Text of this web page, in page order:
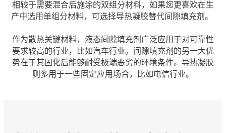
相较于需要混合后施涂的双组分材料，如果您更喜欢在生
产中选用单组分材料，可选择导热凝胶替代间隙填充剂。
作为散热关键材料，液态间隙填充剂广泛应用于对可靠性
要求较高的行业，比如汽车行业。间隙填充剂的另一大优
势在于其固化后能够耐受极端恶劣的环境条件。导热凝胶
则多用于一些固定应用场合，比如电信行业。